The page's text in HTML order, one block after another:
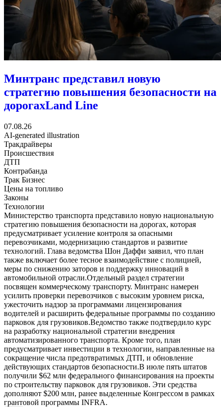
Минтранс представил новую
стратегию повышения безопасности на
дорогахLand Line
07.08.26
AI-generated illustration
Тракдрайверы
Происшествия
ДТП
Контрабанда
Трак Бизнес
Цены на топливо
Законы
Технологии
Министерство транспорта представило новую национальную
стратегию повышения безопасности на дорогах, которая
предусматривает усиление контроля за опасными
перевозчиками, модернизацию стандартов и развитие
технологий. Глава ведомства Шон Даффи заявил, что план
также включает более тесное взаимодействие с полицией,
меры по снижению заторов и поддержку инноваций в
автомобильной отрасли.Отдельный раздел стратегии
посвящен коммерческому транспорту. Минтранс намерен
усилить проверки перевозчиков с высоким уровнем риска,
ужесточить надзор за программами лицензирования
водителей и расширить федеральные программы по созданию
парковок для грузовиков.Ведомство также подтвердило курс
на разработку национальной стратегии внедрения
автоматизированного транспорта. Кроме того, план
предусматривает инвестиции в технологии, направленные на
сокращение числа предотвратимых ДТП, и обновление
действующих стандартов безопасности.В июле пять штатов
получили $62 млн федерального финансирования на проекты
по строительству парковок для грузовиков. Эти средства
дополняют $200 млн, ранее выделенные Конгрессом в рамках
грантовой программы INFRA.